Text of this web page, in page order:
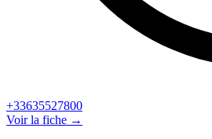
+33635527800
Voir la fiche →